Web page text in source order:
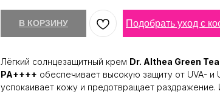
В КОРЗИНУ Подобрать уход с
Лёгкий солнцезащитный крем Dr. Althea Green
PA++++ обеспечивает высокую защиту от UVA- и
успокаивает кожу и предотвращает